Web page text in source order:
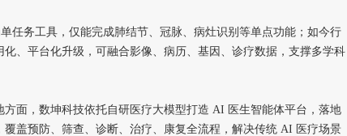
务工具，仅能完成肺结节、冠脉、病灶识别等单点功能；如今行
化、平台化升级，可融合影像、病历、基因、诊疗数据，支撑多学科
，数坤科技依托自研医疗大模型打造 AI 医生智能体平台，落地
覆盖预防、筛查、诊断、治疗、康复全流程，解决传统 AI 医疗场景